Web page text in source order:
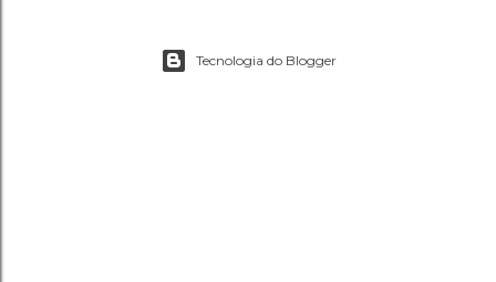
Tecnologia do Blogger